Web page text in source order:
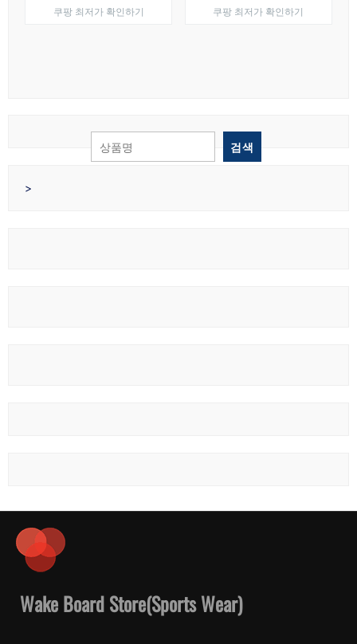
쿠팡 최저가 확인하기 쿠팡 최저가 확인하기
검색
>
Wake Board Store(Sports Wear)